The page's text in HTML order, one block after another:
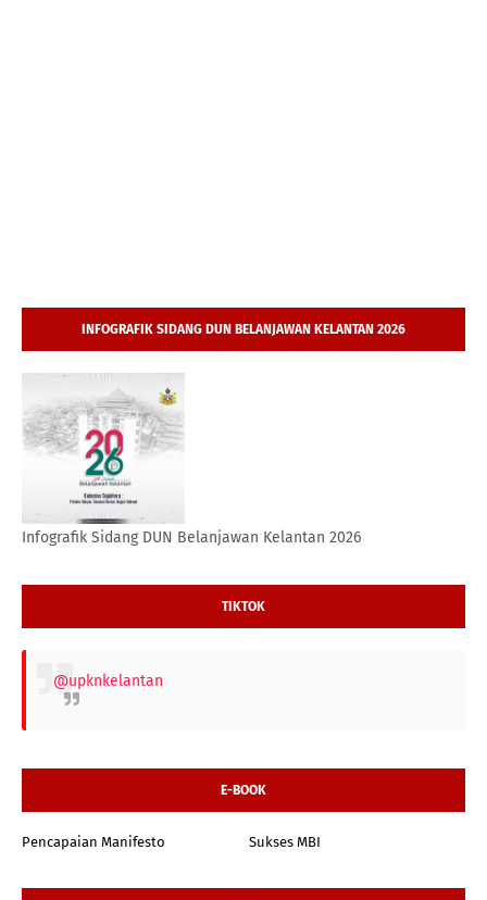
INFOGRAFIK SIDANG DUN BELANJAWAN KELANTAN 2026
Infografik Sidang DUN Belanjawan Kelantan 2026
TIKTOK
@upknkelantan
E-BOOK
Pencapaian Manifesto Sukses MBI